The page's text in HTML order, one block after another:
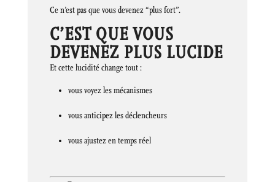
Ce n’est pas que vous devenez “plus fort”.
C’EST QUE VOUS
DEVENEZ PLUS LUCIDE
Et cette lucidité change tout :
vous voyez les mécanismes
vous anticipez les déclencheurs
vous ajustez en temps réel